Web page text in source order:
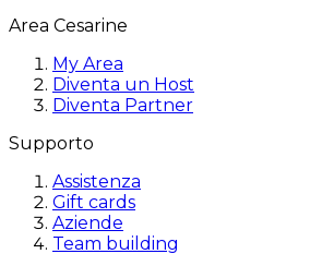
Area Cesarine
My Area
Diventa un Host
Diventa Partner
Supporto
Assistenza
Gift cards
Aziende
Team building